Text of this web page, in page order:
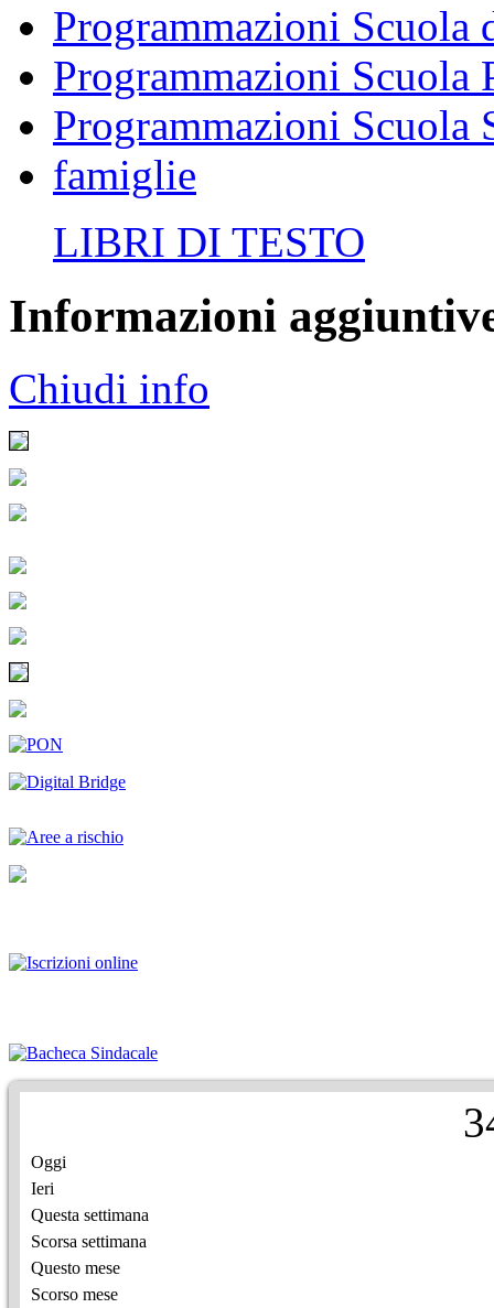
Programmazioni Scuola
Programmazioni Scuola
Programmazioni Scuola
famiglie
LIBRI DI TESTO
Informazioni
Chiudi info
3
Oggi
Ieri
Questa settimana
Scorsa settimana
Questo mese
Scorso mese